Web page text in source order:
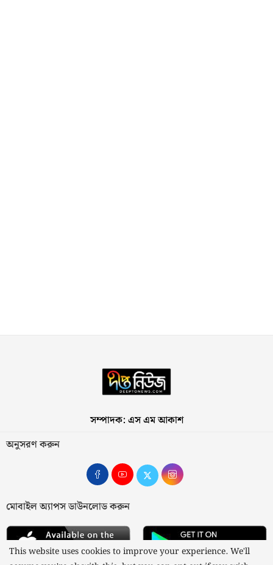
সম্পাদক: এস এম আকাশ
অনুসরণ করুন
মোবাইল অ্যাপস ডাউনলোড করুন
This website uses cookies to improve your experience. We'll